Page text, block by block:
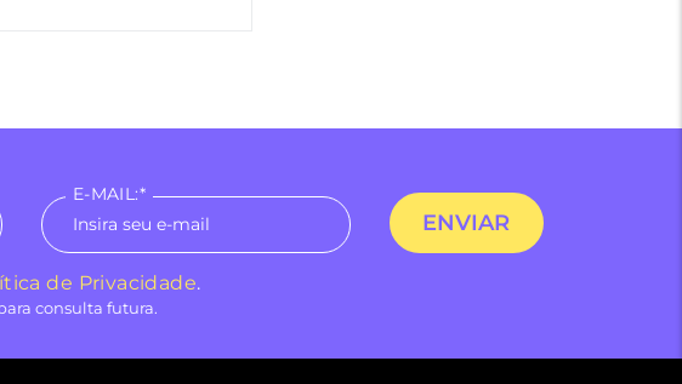
E-MAIL:*
de Privacidade.
consulta futura.